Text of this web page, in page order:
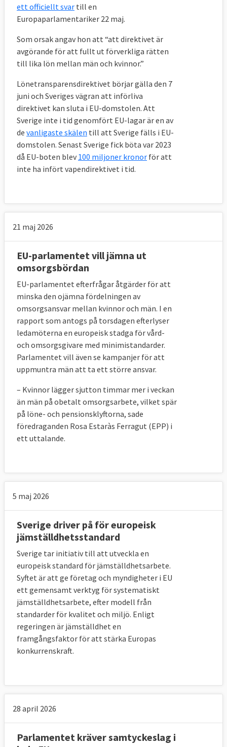
ett officiellt svar till en
Europaparlamentariker 22 maj.
Som orsak angav hon att “att direktivet är
avgörande för att fullt ut förverkliga rätten
till lika lön mellan män och kvinnor.”
Lönetransparensdirektivet börjar gälla den 7
juni och Sveriges vägran att införliva
direktivet kan sluta i EU-domstolen. Att
Sverige inte i tid genomfört EU-lagar är en av
de vanligaste skälen till att Sverige fälls i EU-
domstolen. Senast Sverige fick böta var 2023
då EU-boten blev 100 miljoner kronor för att
inte ha infört vapendirektivet i tid.
21 maj 2026
EU-parlamentet vill jämna ut
omsorgsbördan
EU-parlamentet efterfrågar åtgärder för att
minska den ojämna fördelningen av
omsorgsansvar mellan kvinnor och män. I en
rapport som antogs på torsdagen efterlyser
ledamöterna en europeisk stadga för vård-
och omsorgsgivare med minimistandarder.
Parlamentet vill även se kampanjer för att
uppmuntra män att ta ett större ansvar.
– Kvinnor lägger sjutton timmar mer i veckan
än män på obetalt omsorgsarbete, vilket spär
på löne- och pensionsklyftorna, sade
föredraganden Rosa Estaràs Ferragut (EPP) i
ett uttalande.
5 maj 2026
Sverige driver på för europeisk
jämställdhetsstandard
Sverige tar initiativ till att utveckla en
europeisk standard för jämställdhetsarbete.
Syftet är att ge företag och myndigheter i EU
ett gemensamt verktyg för systematiskt
jämställdhetsarbete, efter modell från
standarder för kvalitet och miljö. Enligt
regeringen är jämställdhet en
framgångsfaktor för att stärka Europas
konkurrenskraft.
28 april 2026
Parlamentet kräver samtyckeslag i